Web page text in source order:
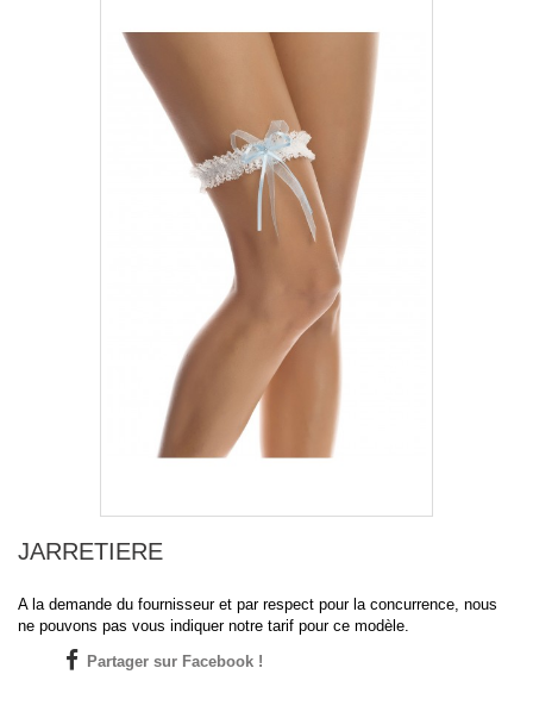
JARRETIERE
A la demande du fournisseur et par respect pour la concurrence, nous
ne pouvons pas vous indiquer notre tarif pour ce modèle.
Partager sur Facebook !